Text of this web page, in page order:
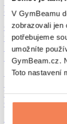
V GymBeamu
zobrazovali jen
potřebujeme
umožníte
GymBeam.cz.
Toto nastavení
Luštěniny
Ostatní fitness
Ořechová másla
100% ořechová
Sladká
Proteinová
Superpotraviny
Vláknina
Ostatní